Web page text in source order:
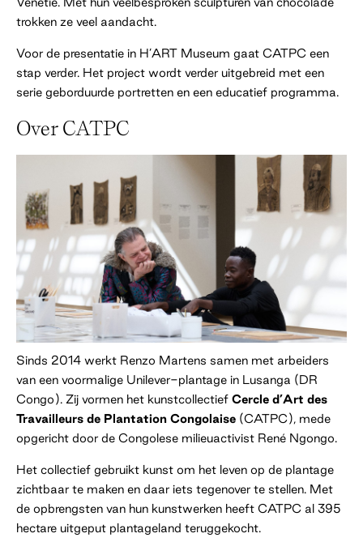
trokken ze veel aandacht.
Voor de presentatie in H’ART Museum gaat CATPC een
stap verder. Het project wordt verder uitgebreid met een
serie geborduurde portretten en een educatief programma.
Over CATPC
Sinds 2014 werkt Renzo Martens samen met arbeiders
van een voormalige Unilever-plantage in Lusanga (DR
Congo). Zij vormen het kunstcollectief Cercle d’Art des
Travailleurs de Plantation Congolaise (CATPC), mede
opgericht door de Congolese milieuactivist René Ngongo.
Het collectief gebruikt kunst om het leven op de plantage
zichtbaar te maken en daar iets tegenover te stellen. Met
de opbrengsten van hun kunstwerken heeft CATPC al 395
hectare uitgeput plantageland teruggekocht.